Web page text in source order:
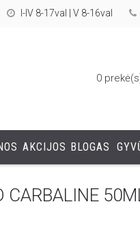
I-IV 8-17val | V 8-16val
0
AKCIJOS BLOGAS
CARBALINE